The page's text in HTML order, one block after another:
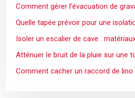
Comment gérer l’évacuation de
Quelle tapée prévoir pour une
Isoler un escalier de cave :
Atténuer le bruit de la pluie sur une
Comment cacher un raccord de